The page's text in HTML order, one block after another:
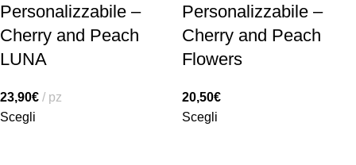
Personalizzabile –
Cherry and Peach
LUNA
23,90€
pz
Scegli
Personalizzabile –
Cherry and Peach
Flowers
20,50€
Scegli